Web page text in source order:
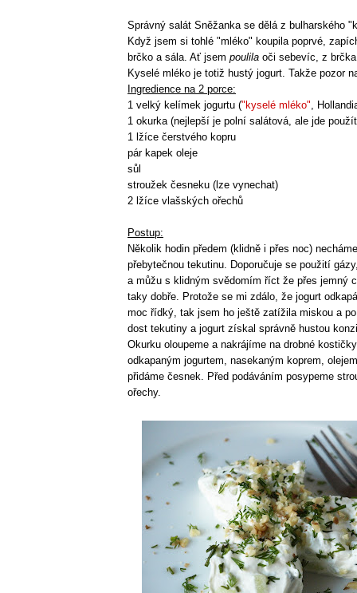
Správný salát Sněžanka se dělá z bulharského
Když jsem si tohlé "mléko" koupila poprvé,
brčko a sála. Ať jsem poulila oči sebevíc, z
Kyselé mléko je totiž hustý jogurt. Takže pozor
Ingredience na 2 porce:
1 velký kelímek jogurtu ("kyselé mléko" ,
1 okurka (nejlepší je polní salátová, ale jde
1 lžíce čerstvého kopru
pár kapek oleje
sůl
stroužek česneku (lze vynechat)
2 lžíce vlašských ořechů
Postup:
Několik hodin předem (klidně i přes noc)
přebytečnou tekutinu. Doporučuje se použití
a můžu s klidným svědomím říct že přes jemný
taky dobře. Protože se mi zdálo, že jogurt
moc řídký, tak jsem ho ještě zatížila miskou a
dost tekutiny a jogurt získal správně hustou
Okurku oloupeme a nakrájíme na drobné
odkapaným jogurtem, nasekaným koprem,
přidáme česnek. Před podáváním posypeme
ořechy.